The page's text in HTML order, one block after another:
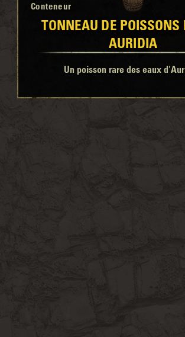
Conteneur
TONNEAU DE POISSONS
AURIDIA
Un poisson rare des eaux